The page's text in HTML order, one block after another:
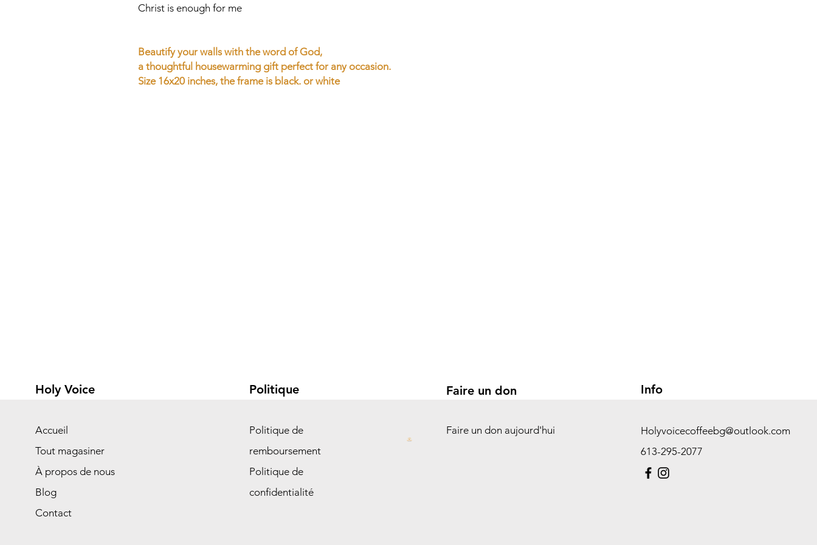
Christ is enough for me
Beautify your walls with the word of God,
a thoughtful housewarming gift perfect for any occasion.
Size 16x20 inches, the frame is black. or white
Holy Voice
Accueil
Tout magasiner
À propos de nous
Blog
Contact
Politique
Politique de
remboursement
Politique de
confidentialité
Faire un don
Faire un don aujourd'hui
Info
Holyvoicecoffeebg@outlook.com
613-295-2077